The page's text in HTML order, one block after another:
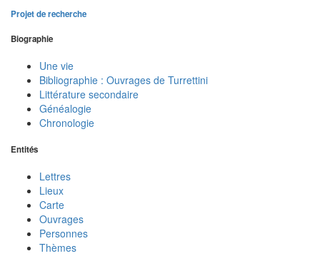
Projet de recherche
Biographie
Une vie
Bibliographie : Ouvrages de Turrettini
Littérature secondaire
Généalogie
Chronologie
Entités
Lettres
Lieux
Carte
Ouvrages
Personnes
Thèmes